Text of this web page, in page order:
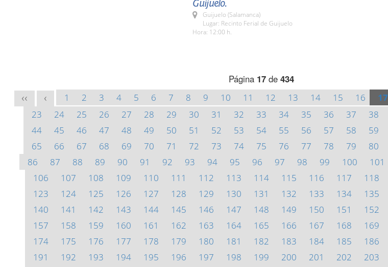
Guijuelo.
Guijuelo (Salamanca)
Lugar: Recinto Ferial de Guijuelo
Hora: 12:00 h.
Página 17 de 434
<< < 1 2 3 4 5 6 7 8 9 10 11 12 13 14 15 16 17
23
24 25 26 27 28 29 30 31 32 33 34 35 36 37 38
44
45 46 47 48 49 50 51 52 53 54 55 56 57 58 59
65
66 67 68 69 70 71 72 73 74 75 76 77 78 79 80
86
87 88 89 90 91 92 93 94 95 96 97 98 99 100 101
106
107 108 109 110 111 112 113 114 115 116 117 118
123
124 125 126 127 128 129 130 131 132 133 134 135
140
141 142 143 144 145 146 147 148 149 150 151 152
157
158 159 160 161 162 163 164 165 166 167 168 169
174
175 176 177 178 179 180 181 182 183 184 185 186
191
192 193 194 195 196 197 198 199 200 201 202 203